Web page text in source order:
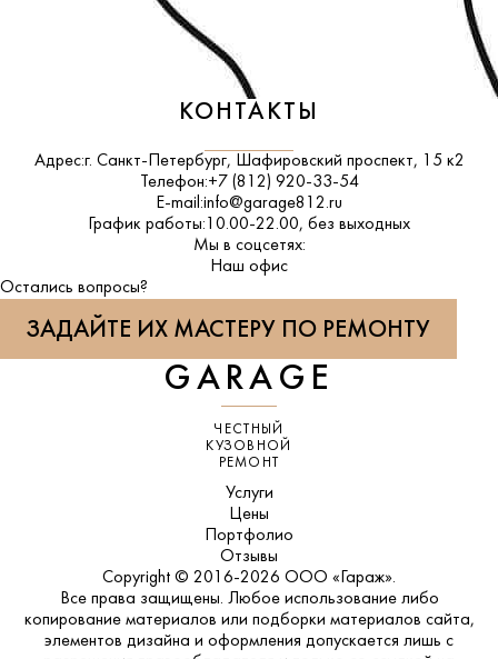
КОНТАКТЫ
Адрес:г. Санкт-Петербург, Шафировский проспект, 15 к2
Телефон:+7 (812) 920-33-54
E-mail:info@garage812.ru
График работы: 10.00-22.00, без выходных
Мы в соцсетях:
ВКонтакте
Наш офис
Остались вопросы?
ЗАДАЙТЕ ИХ МАСТЕРУ ПО РЕМОНТУ
GARAGE
ЧЕСТНЫЙ
КУЗОВНОЙ
РЕМОНТ
Услуги
Цены
Портфолио
Отзывы
Copyright © 2016-2026 ООО «Гараж».
Все права защищены. Любое использование либо
копирование материалов или подборки материалов сайта,
элементов дизайна и оформления допускается лишь с